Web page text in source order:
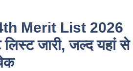
Merit List 2026
लिस्ट जारी, जल्द यहां से